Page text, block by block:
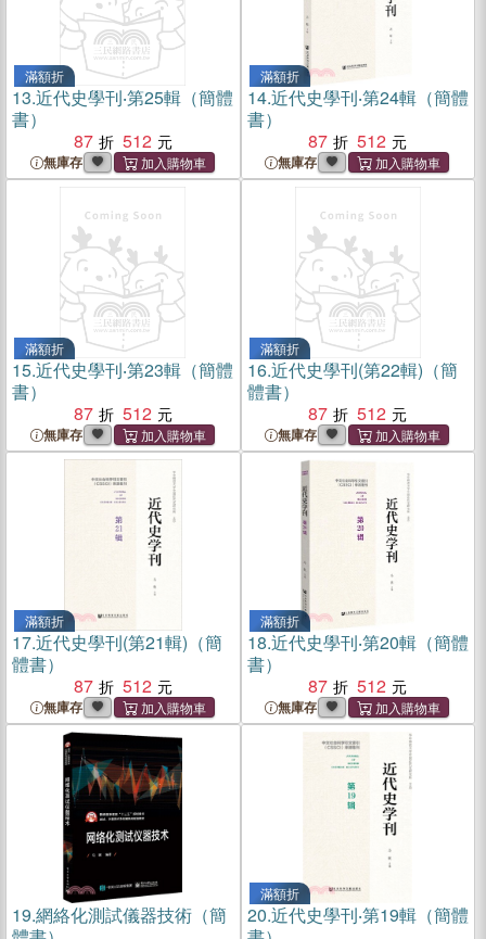
滿額折
13.近代史學刊‧第25輯（簡體
書）
87
512
無庫存
滿額折
14.近代史學刊‧第24輯（簡體
書）
87
512
無庫存
滿額折
15.近代史學刊‧第23輯（簡體
書）
87
512
無庫存
滿額折
16.近代史學刊(第22輯)（簡
體書）
87
512
無庫存
滿額折
17.近代史學刊(第21輯)（簡
體書）
87
512
無庫存
滿額折
18.近代史學刊‧第20輯（簡體
書）
87
512
無庫存
19.網絡化測試儀器技術（簡
滿額折
20.近代史學刊‧第19輯（簡體